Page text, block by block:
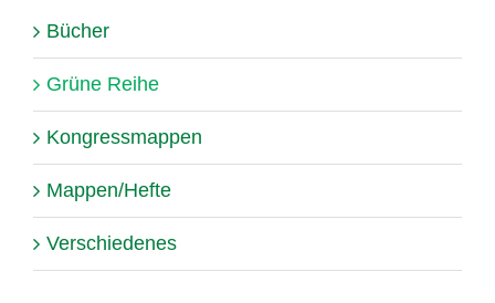
Bücher
Grüne Reihe
Kongressmappen
Mappen/Hefte
Verschiedenes